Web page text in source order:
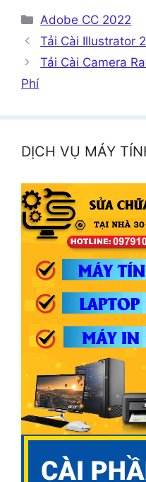
Danh
mục
Adobe CC 2022
Tải Cài Illustrator
Tải Cài Camera
Phí
DỊCH VỤ MÁY